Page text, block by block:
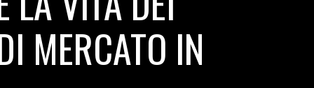
MERCATO IN